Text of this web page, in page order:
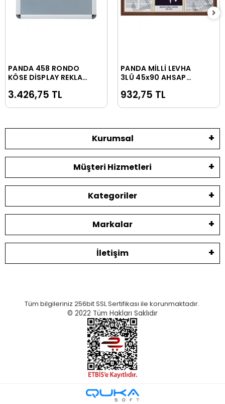
Sepete Ekle
PANDA 458 RONDO
KÖŞE DİSPLAY REKLAM
3.426,75 TL
Sepete Ekle
PANDA MİLLİ LEVHA
3LÜ 45x90 AHŞAP
932,75 TL
Kurumsal
Müşteri Hizmetleri
Kategoriler
Markalar
İletişim
Tüm bilgileriniz 256bit SSL Sertifikası ile korunmaktadır.
© 2022 Tüm Hakları Saklıdır